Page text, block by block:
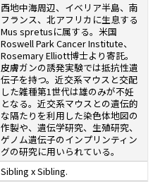
西地中海周辺、イベリア半島、南
フランス、北アフリカに生息する
Mus spretusに属する。米国
Roswell Park Cancer Institute、
Rosemary Elliott博士より寄託。
皮膚ガンの誘発実験では抵抗性遺
伝子を持つ。近交系マウスと交配
した雑種第1世代は雄のみが不妊
となる。近交系マウスとの遺伝的
な隔たりを利用した染色体地図の
作製や、遺伝学研究、生殖研究、
ゲノム遺伝子のインプリンティン
グの研究に用いられている。
Sibling x Sibling.